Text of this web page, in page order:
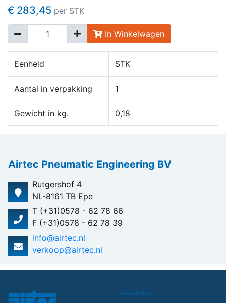
€ 283,45 per STK
In Winkelwagen
Eenheid STK
Aantal in verpakking 1
Gewicht in kg. 0,18
Airtec Pneumatic Engineering BV
Rutgershof 4
NL-8161 TB Epe
T (+31)0578 - 62 78 66
F (+31)0578 - 62 78 39
info@airtec.nl
verkoop@airtec.nl
Assortiment